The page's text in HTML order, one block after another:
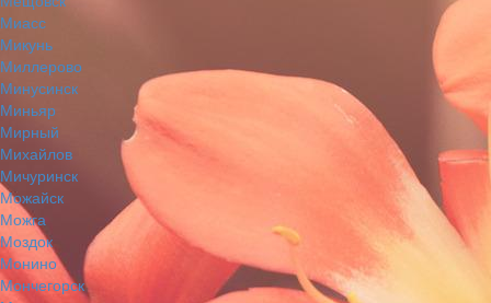
Миасс
Микунь
Миллерово
Минусинск
Миньяр
Мирный
Михайлов
Мичуринск
Можайск
Можга
Моздок
Монино
Мончегорск